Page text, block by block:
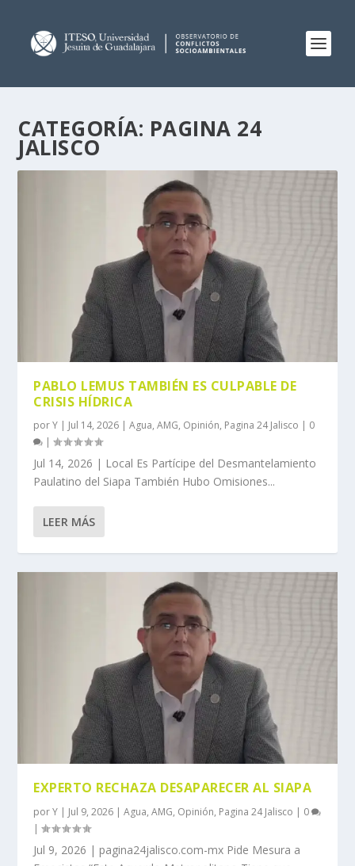
CATEGORÍA: PAGINA 24
JALISCO
PABLO LEMUS TAMBIÉN ES CULPABLE DE
CRISIS HÍDRICA
porY | Jul 14, 2026 |Agua,AMG, Opinión, Pagina 24 Jalisco | 0
|
Jul 14, 2026 | Local Es Partícipe del Desmantelamiento
Paulatino del Siapa También Hubo Omisiones...
LEER MÁS
EXPERTO RECHAZA DESAPARECER AL SIAPA
porY | Jul 9, 2026 |Agua,AMG, Opinión, Pagina 24 Jalisco | 0
|
Jul 9, 2026 | pagina24jalisco.com-mx Pide Mesura a